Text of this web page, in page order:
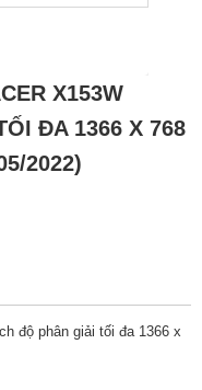
X153W
ĐA 1366 X 768
2022)
độ phân giải tối đa 1366 x